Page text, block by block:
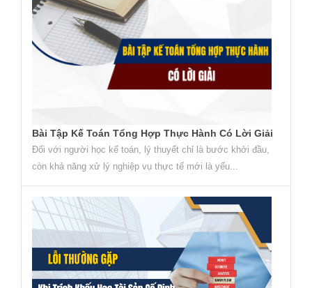
Bài Tập Kế Toán Tổng Hợp Thực Hành Có Lời Giải
Đối với người học kế toán, lý thuyết chỉ là bước khởi đầu,
còn khả năng xử lý nghiệp vụ thực tế mới là yếu...